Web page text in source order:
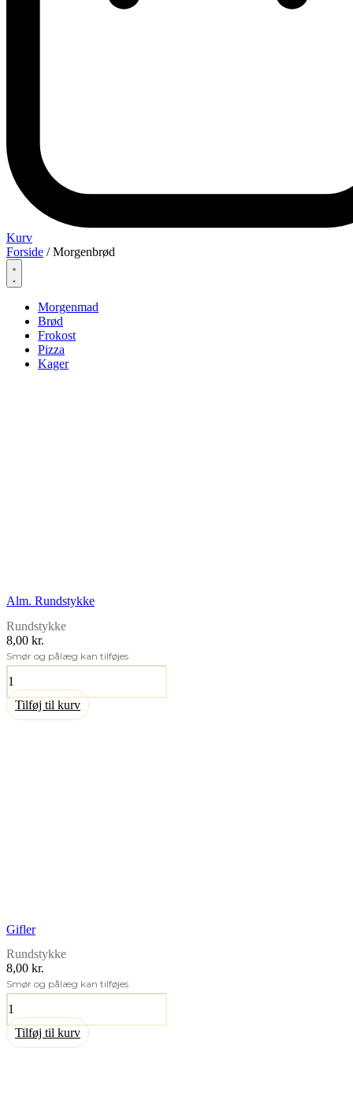
Kurv
Forside / Morgenbrød
Morgenmad
Brød
Frokost
Pizza
Kager
Alm. Rundstykke
Rundstykke
8,00 kr.
Smør og pålæg kan tilføjes
Alm.
Rundstykke
antal
Tilføj til kurv
Gifler
Rundstykke
8,00 kr.
Smør og pålæg kan tilføjes
Gifler
antal
Tilføj til kurv